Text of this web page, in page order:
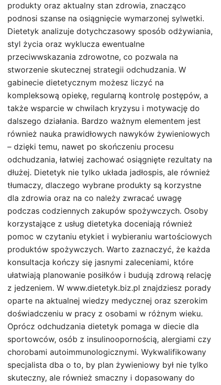
produkty oraz aktualny stan zdrowia, znacząco
podnosi szanse na osiągnięcie wymarzonej sylwetki.
Dietetyk analizuje dotychczasowy sposób odżywiania,
styl życia oraz wyklucza ewentualne
przeciwwskazania zdrowotne, co pozwala na
stworzenie skutecznej strategii odchudzania. W
gabinecie dietetycznym możesz liczyć na
kompleksową opiekę, regularną kontrolę postępów, a
także wsparcie w chwilach kryzysu i motywację do
dalszego działania. Bardzo ważnym elementem jest
również nauka prawidłowych nawyków żywieniowych
– dzięki temu, nawet po skończeniu procesu
odchudzania, łatwiej zachować osiągnięte rezultaty na
dłużej. Dietetyk nie tylko układa jadłospis, ale również
tłumaczy, dlaczego wybrane produkty są korzystne
dla zdrowia oraz na co należy zwracać uwagę
podczas codziennych zakupów spożywczych. Osoby
korzystające z usług dietetyka doceniają również
pomoc w czytaniu etykiet i wybieraniu wartościowych
produktów spożywczych. Warto zaznaczyć, że każda
konsultacja kończy się jasnymi zaleceniami, które
ułatwiają planowanie posiłków i budują zdrową relację
z jedzeniem. W www.dietetyk.biz.pl znajdziesz porady
oparte na aktualnej wiedzy medycznej oraz szerokim
doświadczeniu w pracy z osobami w różnym wieku.
Oprócz odchudzania dietetyk pomaga w diecie dla
sportowców, osób z insulinoopornością, alergiami czy
chorobami autoimmunologicznymi. Wykwalifikowany
specjalista dba o to, by plan żywieniowy był nie tylko
skuteczny, ale również smaczny i dopasowany do